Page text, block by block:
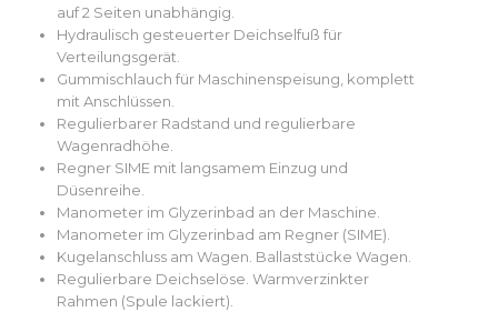
auf 2 Seiten unabhängig.
Hydraulisch gesteuerter Deichselfuß für
Verteilungsgerät.
Gummischlauch für Maschinenspeisung, komplett
mit Anschlüssen.
Regulierbarer Radstand und regulierbare
Wagenradhöhe.
Regner SIME mit langsamem Einzug und
Düsenreihe.
Manometer im Glyzerinbad an der Maschine.
Manometer im Glyzerinbad am Regner (SIME).
Kugelanschluss am Wagen. Ballaststücke Wagen.
Regulierbare Deichselöse. Warmverzinkter
Rahmen (Spule lackiert).